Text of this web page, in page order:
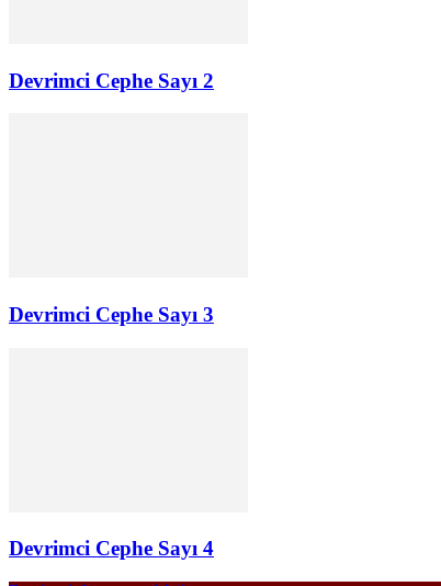
Devrimci Cephe Sayı 2
Devrimci Cephe Sayı 3
Devrimci Cephe Sayı 4